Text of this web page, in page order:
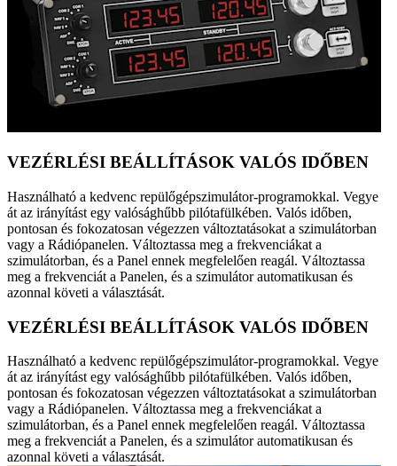
VEZÉRLÉSI BEÁLLÍTÁSOK VALÓS IDŐBEN
Használható a kedvenc repülőgépszimulátor-programokkal. Vegye
át az irányítást egy valósághűbb pilótafülkében. Valós időben,
pontosan és fokozatosan végezzen változtatásokat a szimulátorban
vagy a Rádiópanelen. Változtassa meg a frekvenciákat a
szimulátorban, és a Panel ennek megfelelően reagál. Változtassa
meg a frekvenciát a Panelen, és a szimulátor automatikusan és
azonnal követi a választását.
VEZÉRLÉSI BEÁLLÍTÁSOK VALÓS IDŐBEN
Használható a kedvenc repülőgépszimulátor-programokkal. Vegye
át az irányítást egy valósághűbb pilótafülkében. Valós időben,
pontosan és fokozatosan végezzen változtatásokat a szimulátorban
vagy a Rádiópanelen. Változtassa meg a frekvenciákat a
szimulátorban, és a Panel ennek megfelelően reagál. Változtassa
meg a frekvenciát a Panelen, és a szimulátor automatikusan és
azonnal követi a választását.